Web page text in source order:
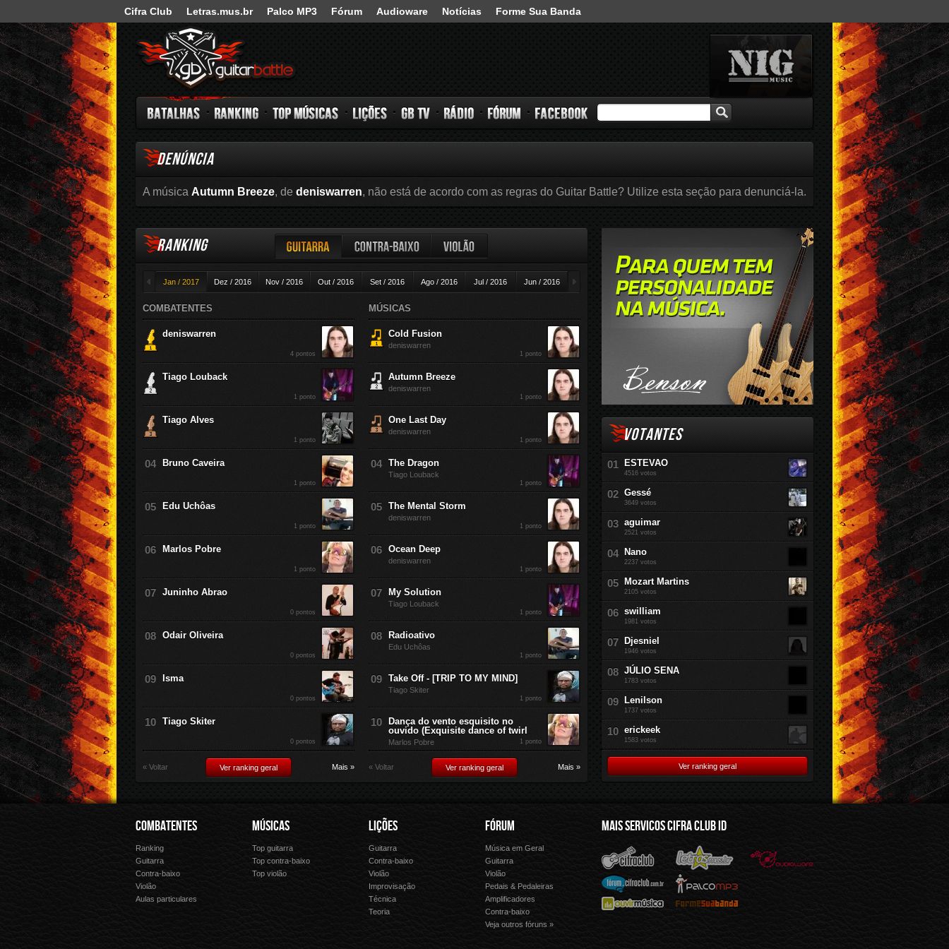
Cifra Club Letras.mus.br Palco MP3 Fórum Audioware Notícias Forme Sua Banda
Guitar Battle
Batalhas Ranking Top Músicas Lições GB TV Rádio Fórum Facebook
DENÚNCIA
A música Autumn Breeze, de deniswarren, não está de acordo com as regras do Guitar Battle? Utilize esta seção para denunciá-la.
RANKING
◄
Jan / 2017 Dez / 2016 Nov / 2016 Out / 2016 Set / 2016 Ago / 2016 Jul / 2016 Jun / 2016 Abr / 2016 Mar / 2016 Fev / 2016
Guitarra Contra-baixo Violão
COMBATENTES
deniswarren
4 pontos
Tiago Louback
1 ponto
Tiago Alves
1 ponto
Bruno Caveira
1 ponto
Edu Uchôas
1 ponto
Marlos Pobre
1 ponto
Juninho Abrao
0 pontos
Odair Oliveira
0 pontos
Isma
0 pontos
Tiago Skiter
0 pontos
« Voltar Ver ranking geral Mais »
MÚSICAS
Cold Fusion
deniswarren
1 ponto
Autumn Breeze
deniswarren
1 ponto
One Last Day
deniswarren
1 ponto
The Dragon
Tiago Louback
1 ponto
The Mental Storm
deniswarren
1 ponto
Ocean Deep
deniswarren
1 ponto
My Solution
Tiago Louback
1 ponto
Radioativo
Edu Uchôas
1 ponto
Take Off - [TRIP TO MY MIND]
Tiago Skiter
1 ponto
Dança do vento esquisito no
ouvido (Exquisite dance of twirl
Marlos Pobre 1 ponto
« Voltar Ver ranking geral Mais »
VOTANTES
ESTEVAO
4516 votos
Gessé
3649 votos
aguimar
2521 votos
Nano
2237 votos
Mozart Martins
2105 votos
swilliam
1981 votos
Djesniel
1946 votos
JÚLIO SENA
1783 votos
Lenilson
1737 votos
erickeek
1583 votos
Ver ranking geral
COMBATENTES
Ranking
Guitarra
Contra-baixo
Violão
Aulas particulares
MÚSICAS
Top guitarra
Top contra-baixo
Top violão
LIÇÕES
Guitarra
Contra-baixo
Violão
Improvisação
Técnica
Teoria
FÓRUM
Música em Geral
Guitarra
Violão
Pedais & Pedaleiras
Amplificadores
Contra-baixo
Veja outros fóruns »
MAIS SERVICOS CIFRA CLUB ID
Cifra Club Letras.mus.br Audioware
Palco Mp3
Ouvir Música Forme Sua Banda